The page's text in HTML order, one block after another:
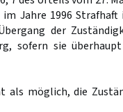
Jahre 1996 Strafhaft
der
sofern sie
als möglich, die